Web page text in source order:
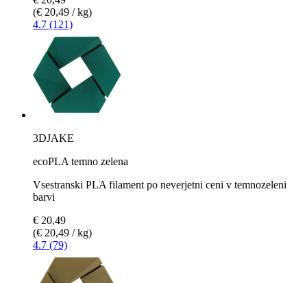
(€ 20,49 / kg)
4.7 (121)
3DJAKE
ecoPLA temno zelena
Vsestranski PLA filament po neverjetni ceni v temnozeleni
barvi
€ 20,49
(€ 20,49 / kg)
4.7 (79)